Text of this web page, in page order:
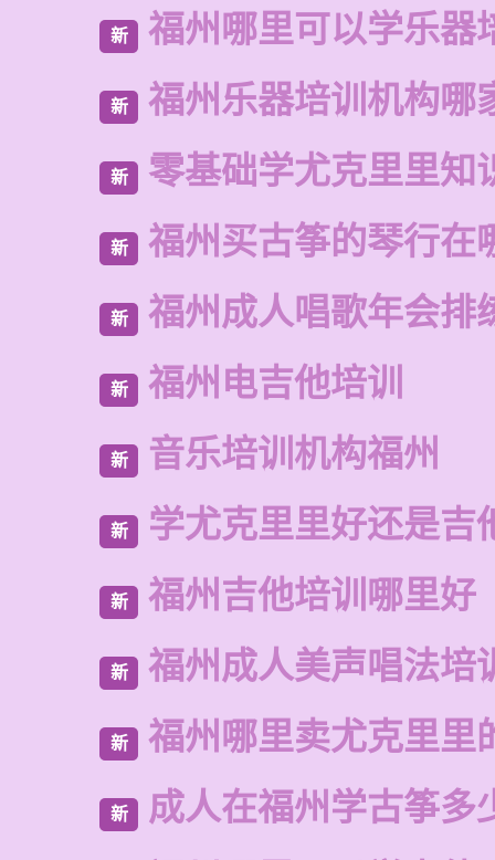
新 福州哪里可以学乐器
新 福州乐器培训机构哪
新 零基础学尤克里里知
新 福州买古筝的琴行在
新 福州成人唱歌年会排
新 福州电吉他培训
新 音乐培训机构福州
新 学尤克里里好还是吉
新 福州吉他培训哪里好
新 福州成人美声唱法培
新 福州哪里卖尤克里里
新 成人在福州学古筝多